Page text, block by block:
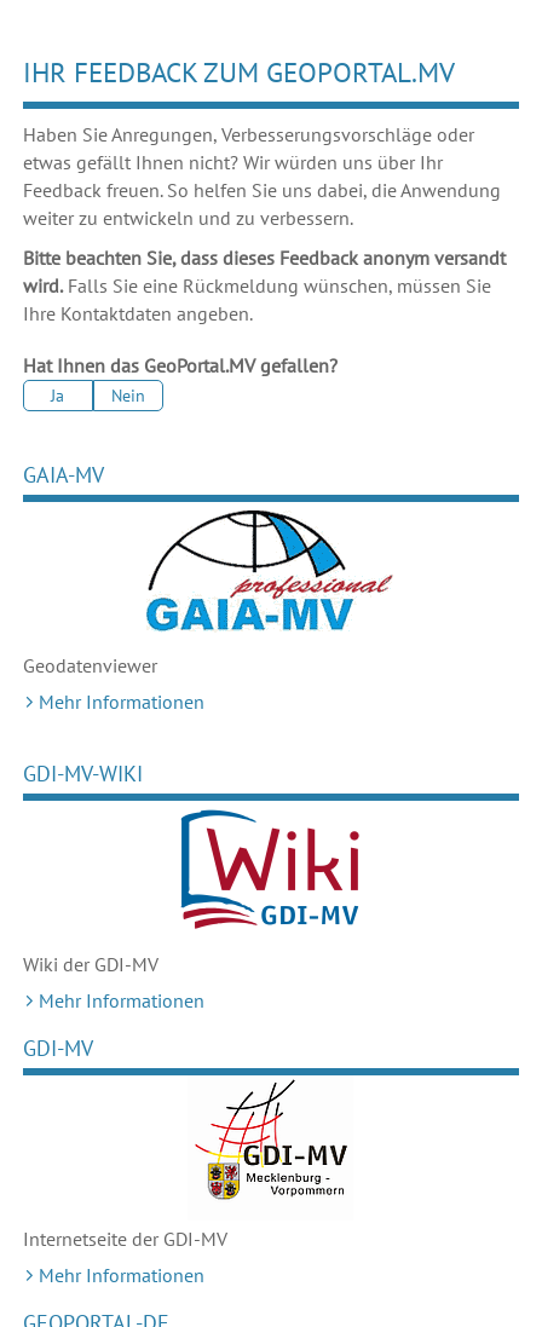
IHR FEEDBACK ZUM GEOPORTAL.MV
Haben Sie Anregungen, Verbesserungsvorschläge oder
etwas gefällt Ihnen nicht? Wir würden uns über Ihr
Feedback freuen. So helfen Sie uns dabei, die Anwendung
weiter zu entwickeln und zu verbessern.
Bitte beachten Sie, dass dieses Feedback anonym versandt
wird.Falls Sie eine Rückmeldung wünschen, müssen Sie
Ihre Kontaktdaten angeben.
Hat Ihnen das GeoPortal.MV gefallen?
Ja Nein
GAIA-MV
Geodatenviewer
Mehr Informationen
GDI-MV-WIKI
Wiki der GDI-MV
Mehr Informationen
GDI-MV
Internetseite der GDI-MV
Mehr Informationen